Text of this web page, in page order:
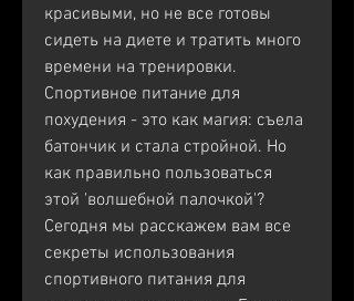
красивыми, но не все готовы
сидеть на диете и тратить много
времени на тренировки.
Спортивное питание для
похудения - это как магия: съела
батончик и стала стройной. Но
как правильно пользоваться
этой 'волшебной палочкой'?
Сегодня мы расскажем вам все
секреты использования
спортивного питания для